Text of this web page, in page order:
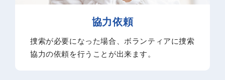
協力依頼
捜索が必要になった場合、ボランティアに捜索
協力の依頼を行うことが出来ます。